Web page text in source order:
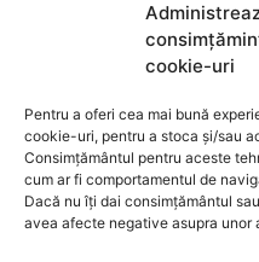
cookie-uri
Pentru a oferi cea mai bună
cookie-uri, pentru a stoca și/sau
Consimțământul pentru aceste
cum ar fi comportamentul de
Dacă nu îți dai consimțământul
avea afecte negative asupra
Adresa noastră
Acasa
Despre noi